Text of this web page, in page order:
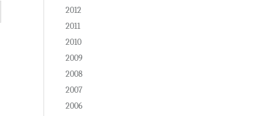
2012
2011
2010
2009
2008
2007
2006